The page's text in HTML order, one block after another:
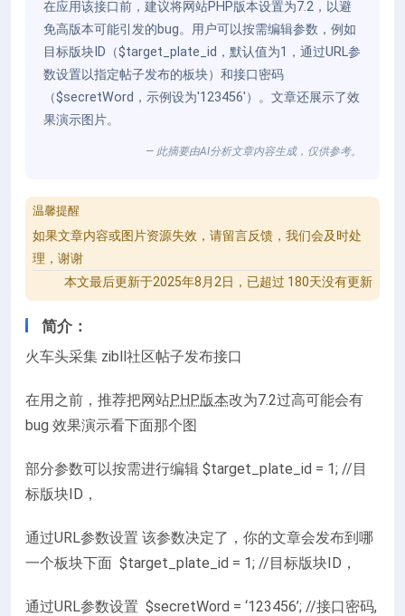
在应用该接口前，建议将网站PHP版本设置为7.2，以避
免高版本可能引发的bug。用户可以按需编辑参数，例如
目标版块ID（$target_plate_id，默认值为1，通过URL参
数设置以指定帖子发布的板块）和接口密码
（$secretWord，示例设为'123456'）。文章还展示了效
果演示图片。
— 此摘要由AI分析文章内容生成，仅供参考。
温馨提醒
如果文章内容或图片资源失效，请留言反馈，我们会及时处
理，谢谢
本文最后更新于2025年8月2日，已超过 180天没有更新
简介：
火车头采集 zibll社区帖子发布接口
在用之前，推荐把网站PHP版本改为7.2过高可能会有
bug 效果演示看下面那个图
部分参数可以按需进行编辑 $target_plate_id = 1; //目
标版块ID，
通过URL参数设置 该参数决定了，你的文章会发布到哪
一个板块下面 $target_plate_id = 1; //目标版块ID，
通过URL参数设置 $secretWord = ‘123456’; //接口密码,